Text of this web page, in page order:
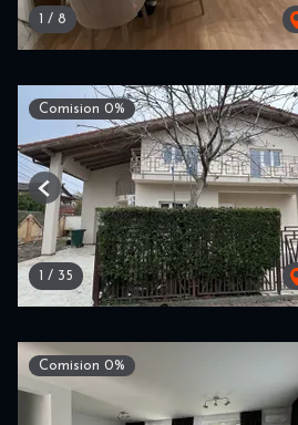
1 / 8
Comision 0%
1 / 35
Previous
Comision 0%